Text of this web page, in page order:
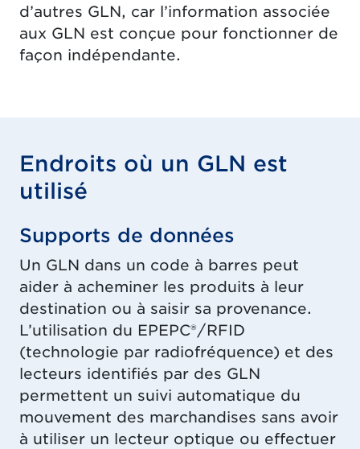
d’autres GLN, car l’information associée
aux GLN est conçue pour fonctionner de
façon indépendante.
Endroits où un GLN est
utilisé
Supports de données
Un GLN dans un code à barres peut
aider à acheminer les produits à leur
destination ou à saisir sa provenance.
L’utilisation du EPEPC®/RFID
(technologie par radiofréquence) et des
lecteurs identifiés par des GLN
permettent un suivi automatique du
mouvement des marchandises sans avoir
à utiliser un lecteur optique ou effectuer